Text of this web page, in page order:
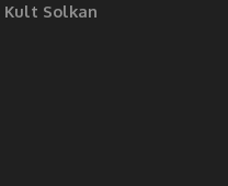
Kult Solkan